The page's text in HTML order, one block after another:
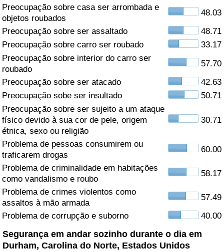
Preocupação sobre casa ser arrombada e
objetos roubados
48.03
Preocupação sobre ser assaltado
48.71
Preocupação sobre carro ser roubado
33.17
Preocupação sobre interior do carro ser
roubado
57.70
Preocupação sobre ser atacado
42.63
Preocupação sobe ser insultado
50.71
Preocupação sobre ser sujeito a um ataque
físico devido à sua cor de pele, origem
étnica, sexo ou religião
30.71
Problema de pessoas consumirem ou
traficarem drogas
60.00
Problema de criminalidade em habitações
como vandalismo e roubo
58.17
Problema de crimes violentos como
assaltos à mão armada
57.49
Problema de corrupção e suborno
40.00
Segurança em andar sozinho durante o dia em
Durham, Carolina do Norte, Estados Unidos
Saúde
Indicador de Saúde (Atual)
Indicador de Saúde
Indicador de Saúde por País
Poluição
Indicador de Poluição (Atual)
Índice de poluição
Indicador de Poluição por País
Trânsito
Indicador de Trânsito